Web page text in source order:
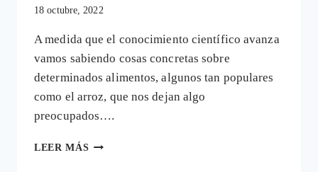
18 octubre, 2022
A medida que el conocimiento científico avanza
vamos sabiendo cosas concretas sobre
determinados alimentos, algunos tan populares
como el arroz, que nos dejan algo
preocupados….
LEER MÁS ¿ESTÁ